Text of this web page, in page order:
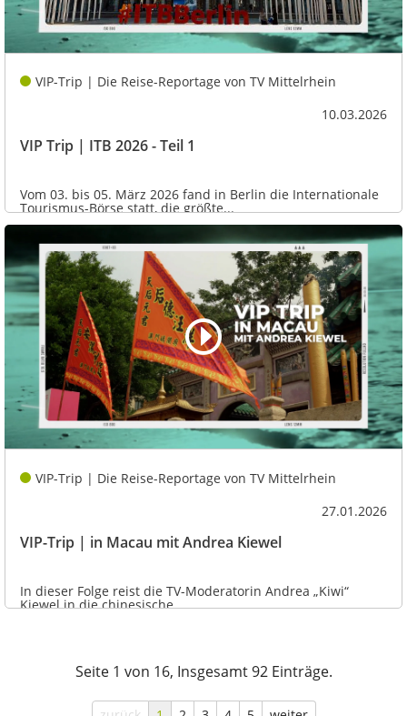
VIP-Trip | Die Reise-Reportage von TV Mittelrhein
10.03.2026
VIP Trip | ITB 2026 - Teil 1
Vom 03. bis 05. März 2026 fand in Berlin die Internationale
Tourismus-Börse statt, die größte...
VIP-Trip | Die Reise-Reportage von TV Mittelrhein
27.01.2026
VIP-Trip | in Macau mit Andrea Kiewel
In dieser Folge reist die TV-Moderatorin Andrea „Kiwi“
Kiewel in die chinesische...
Seite 1 von 16, Insgesamt 92 Einträge.